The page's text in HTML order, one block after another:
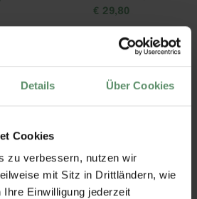
Details Über Cookies
Cookies
zu verbessern, nutzen wir
mit Sitz in Drittländern, wie
Einwilligung jederzeit
€ 29,80
Zink-Quartett Kapseln
19,80